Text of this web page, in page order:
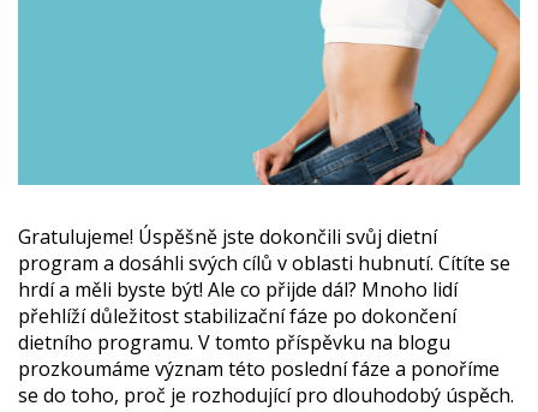
Gratulujeme! Úspěšně jste dokončili svůj dietní
program a dosáhli svých cílů v oblasti hubnutí. Cítíte se
hrdí a měli byste být! Ale co přijde dál? Mnoho lidí
přehlíží důležitost stabilizační fáze po dokončení
dietního programu. V tomto příspěvku na blogu
prozkoumáme význam této poslední fáze a ponoříme
se do toho, proč je rozhodující pro dlouhodobý úspěch.